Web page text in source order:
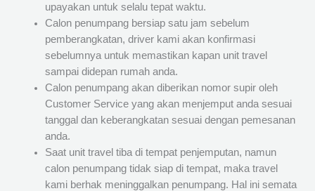
upayakan untuk selalu tepat waktu.
Calon penumpang bersiap satu jam sebelum
pemberangkatan, driver kami akan konfirmasi
sebelumnya untuk memastikan kapan unit travel
sampai didepan rumah anda.
Calon penumpang akan diberikan nomor supir oleh
Customer Service yang akan menjemput anda sesuai
tanggal dan keberangkatan sesuai dengan pemesanan
anda.
Saat unit travel tiba di tempat penjemputan, namun
calon penumpang tidak siap di tempat, maka travel
kami berhak meninggalkan penumpang. Hal ini semata